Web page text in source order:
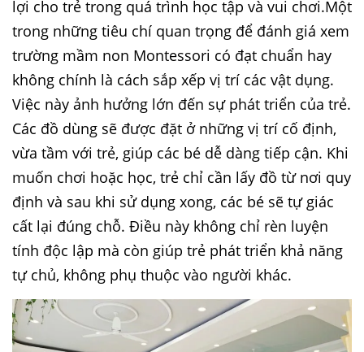
lợi cho trẻ trong quá trình học tập và vui chơi.Một
trong những tiêu chí quan trọng để đánh giá xem
trường mầm non Montessori có đạt chuẩn hay
không chính là cách sắp xếp vị trí các vật dụng.
Việc này ảnh hưởng lớn đến sự phát triển của trẻ.
Các đồ dùng sẽ được đặt ở những vị trí cố định,
vừa tầm với trẻ, giúp các bé dễ dàng tiếp cận. Khi
muốn chơi hoặc học, trẻ chỉ cần lấy đồ từ nơi quy
định và sau khi sử dụng xong, các bé sẽ tự giác
cất lại đúng chỗ. Điều này không chỉ rèn luyện
tính độc lập mà còn giúp trẻ phát triển khả năng
tự chủ, không phụ thuộc vào người khác.